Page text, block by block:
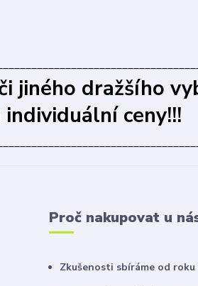
jiného dražšího
ceny!!!
Proč nakupovat u
Zkušenosti sbíráme od roku